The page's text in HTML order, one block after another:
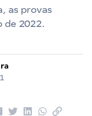
as provas
de 2022.